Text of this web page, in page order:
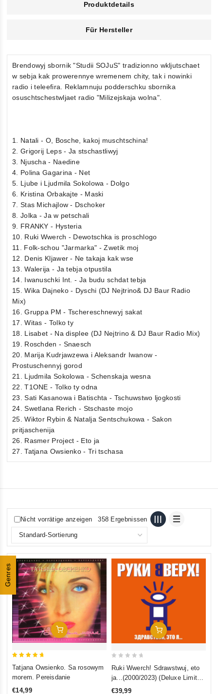
Genres
Produktdetails
Für Hersteller
Brendowyj sbornik "Studii SOJuS" tradizionno wkljutschaet
w sebja kak prowerennye wremenem chity, tak i nowinki
radio i teleefira. Reklamnuju podderschku sbornika
osuschtschestwljaet radio "Milizejskaja wolna".
1. Natali - O, Bosche, kakoj muschtschina!
2. Grigorij Leps - Ja stschastliwyj
3. Njuscha - Naedine
4. Polina Gagarina - Net
5. Ljube i Ljudmila Sokolowa - Dolgo
6. Kristina Orbakajte - Maski
7. Stas Michajlow - Dschoker
8. Jolka - Ja w petschali
9. FRANKY - Hysteria
10. Ruki Wwerch - Dewotschka is proschlogo
11. Folk-schou "Jarmarka" - Zwetik moj
12. Denis Kljawer - Ne takaja kak wse
13. Walerija - Ja tebja otpustila
14. Iwanuschki Int. - Ja budu schdat tebja
15. Wika Dajneko - Dyschi (DJ Nejtrino& DJ Baur Radio
Mix)
16. Gruppa PM - Tschereschnewyj sakat
17. Witas - Tolko ty
18. Lisabet - Na displee (DJ Nejtrino & DJ Baur Radio Mix)
19. Roschden - Snaesch
20. Marija Kudrjawzewa i Aleksandr Iwanow -
Prostuschennyj gorod
21. Ljudmila Sokolowa - Schenskaja wesna
22. T1ONE - Tolko ty odna
23. Sati Kasanowa i Batischta - Tschuwstwo ljogkosti
24. Swetlana Rerich - Stschaste mojo
25. Wiktor Rybin & Natalja Sentschukowa - Sakon
pritjaschenija
26. Rasmer Project - Eto ja
27. Tatjana Owsienko - Tri tschasa
Nicht vorrätige anzeigen 358 Ergebnissen
In Den Warenkorb
out of 5
Tatjana Owsienko. Sa rosowym
morem. Pereisdanie
€14,99
In Den Warenkorb
Ruki Wwerch! Sdrawstwuj, eto
ja...(2000/2023) (Deluxe Limited
Edition)
€39,99